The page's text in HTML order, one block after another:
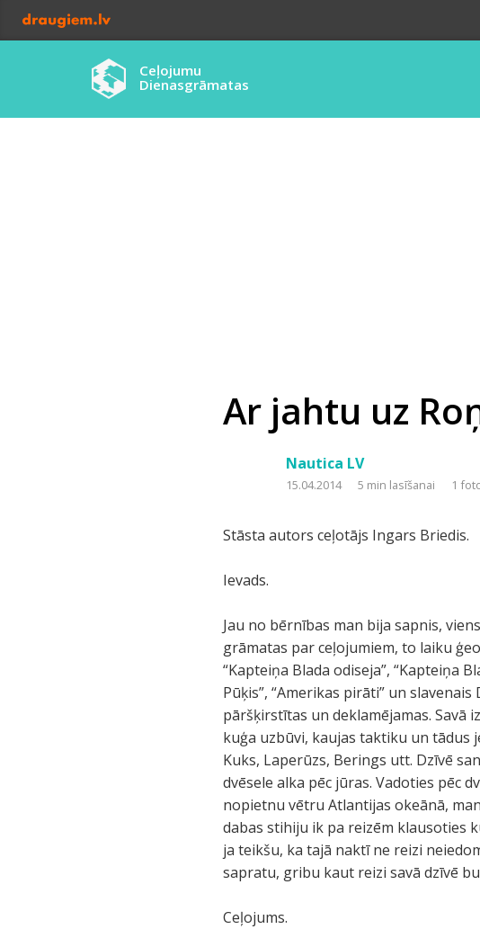
Ceļojumu
Dienasgrāmatas
Ar jahtu uz
Nautica LV
15.04.2014 5 min lasīšanai 1
Stāsta autors ceļotājs Ingars Briedis.
Ievads.
Jau no bērnības man bija sapnis,
grāmatas par ceļojumiem, to laiku
“Kapteiņa Blada odiseja”, “Kapteiņa
Pūķis”, “Amerikas pirāti” un
pāršķirstītas un deklamējamas. Savā
kuģa uzbūvi, kaujas taktiku un tādus
Kuks, Laperūzs, Berings utt. Dzīvē
dvēsele alka pēc jūras. Vadoties pēc
nopietnu vētru Atlantijas okeānā,
dabas stihiju ik pa reizēm klausoties
ja teikšu, ka tajā naktī ne reizi
sapratu, gribu kaut reizi savā dzīvē
Ceļojums.